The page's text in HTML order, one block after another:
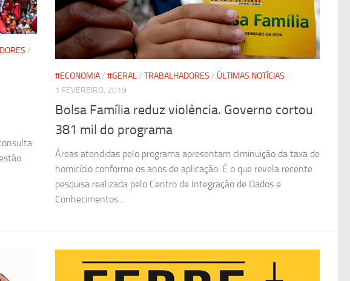
/
#ECONOMIA/ #GERAL/ TRABALHADORES / ÚLTIMAS NOTÍCIAS
1 FEVEREIRO, 2019
Bolsa Família reduz violência. Governo cortou
381 mil do programa
Áreas atendidas pelo programa apresentam diminuição da taxa de
homicídio conforme os anos de aplicação. É o que revela recente
pesquisa realizada pelo Centro de Integração de Dados e
Conhecimentos...